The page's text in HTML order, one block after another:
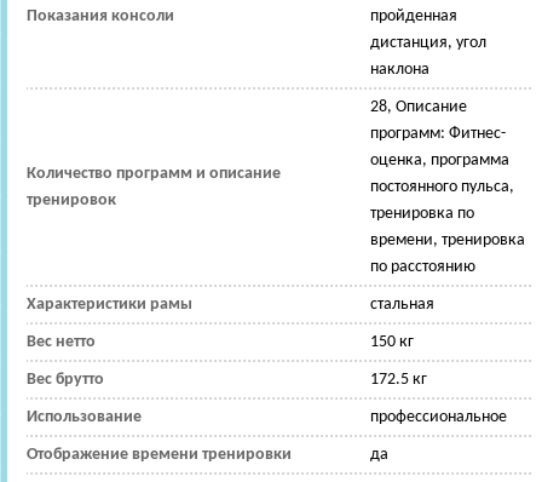
Показания консоли
пройденная
дистанция, угол
наклона
Количество программ и описание
тренировок
28, Описание
программ: Фитнес-
оценка, программа
постоянного пульса,
тренировка по
времени, тренировка
по расстоянию
Характеристики рамы стальная
Вес нетто 150 кг
Вес брутто 172.5 кг
Использование профессиональное
Отображение времени тренировки да